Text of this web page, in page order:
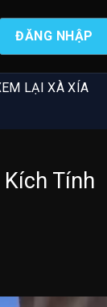
ĐĂNG NHẬP
LẠI XÀ XÍA
Tính